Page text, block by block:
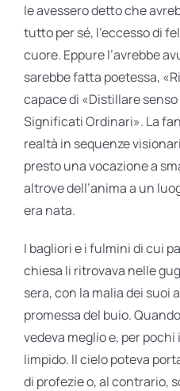
le avessero detto che
tutto per sé, l’eccesso di
cuore. Eppure l’avrebbe
sarebbe fatta poetessa,
capace di «Distillare
Significati Ordinari». La
realtà in sequenze
presto una vocazione a
altrove dell’anima a un
era nata.
I bagliori e i fulmini di cui
chiesa li ritrovava nelle
sera, con la malia dei suoi
promessa del buio.
vedeva meglio e, per
limpido. Il cielo poteva
di profezie o, al contrario,